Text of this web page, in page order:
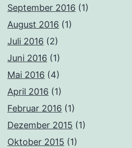
September 2016 (1)
August 2016 (1)
Juli 2016 (2)
Juni 2016 (1)
Mai 2016 (4)
April 2016 (1)
Februar 2016 (1)
Dezember 2015 (1)
Oktober 2015 (1)